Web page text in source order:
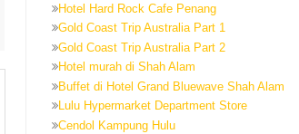
Hotel Hard Rock Cafe Penang
Gold Coast Trip Australia Part 1
Gold Coast Trip Australia Part 2
Hotel murah di Shah Alam
Buffet di Hotel Grand Bluewave Shah Alam
Lulu Hypermarket Department Store
Cendol Kampung Hulu